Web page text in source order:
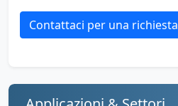
Contattaci per una richiesta